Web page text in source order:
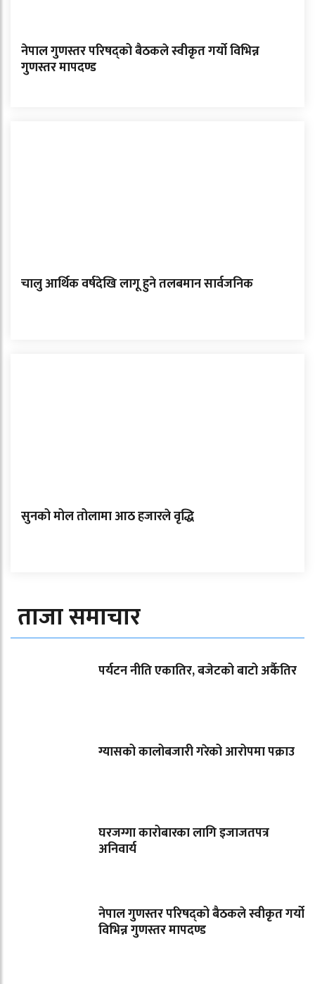
नेपाल गुणस्तर परिषद्को बैठकले स्वीकृत गर्यो विभिन्न
गुणस्तर मापदण्ड
चालु आर्थिक वर्षदेखि लागू हुने तलबमान सार्वजनिक
सुनको मोल तोलामा आठ हजारले वृद्धि
ताजा समाचार
पर्यटन नीति एकातिर, बजेटको बाटो अर्कैतिर
ग्यासको कालोबजारी गरेको आरोपमा पक्राउ
घरजग्गा कारोबारका लागि इजाजतपत्र
अनिवार्य
नेपाल गुणस्तर परिषद्को बैठकले स्वीकृत गर्यो
विभिन्न गुणस्तर मापदण्ड